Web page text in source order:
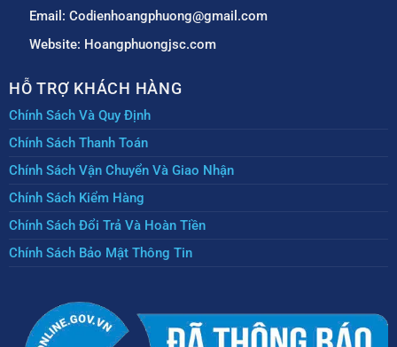
Email: Codienhoangphuong@gmail.com
Website: Hoangphuongjsc.com
HỖ TRỢ KHÁCH HÀNG
Chính Sách Và Quy Định
Chính Sách Thanh Toán
Chính Sách Vận Chuyển Và Giao Nhận
Chính Sách Kiểm Hàng
Chính Sách Đổi Trả Và Hoàn Tiền
Chính Sách Bảo Mật Thông Tin